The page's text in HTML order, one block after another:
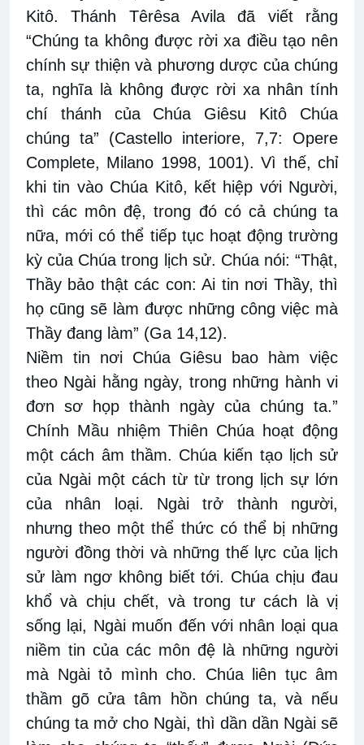
Kitô. Thánh Têrêsa Avila đã viết rằng
“Chúng ta không được rời xa điều tạo nên
chính sự thiện và phương dược của chúng
ta, nghĩa là không được rời xa nhân tính
chí thánh của Chúa Giêsu Kitô Chúa
chúng ta” (Castello interiore, 7,7: Opere
Complete, Milano 1998, 1001). Vì thế, chỉ
khi tin vào Chúa Kitô, kết hiệp với Người,
thì các môn đệ, trong đó có cả chúng ta
nữa, mới có thể tiếp tục hoạt động trường
kỳ của Chúa trong lịch sử. Chúa nói: “Thật,
Thầy bảo thật các con: Ai tin nơi Thầy, thì
họ cũng sẽ làm được những công việc mà
Thầy đang làm” (Ga 14,12).
Niềm tin nơi Chúa Giêsu bao hàm việc
theo Ngài hằng ngày, trong những hành vi
đơn sơ họp thành ngày của chúng ta.”
Chính Mầu nhiệm Thiên Chúa hoạt động
một cách âm thầm. Chúa kiến tạo lịch sử
của Ngài một cách từ từ trong lịch sự lớn
của nhân loại. Ngài trở thành người,
nhưng theo một thể thức có thể bị những
người đồng thời và những thế lực của lịch
sử làm ngơ không biết tới. Chúa chịu đau
khổ và chịu chết, và trong tư cách là vị
sống lại, Ngài muốn đến với nhân loại qua
niềm tin của các môn đệ là những người
mà Ngài tỏ mình cho. Chúa liên tục âm
thầm gõ cửa tâm hồn chúng ta, và nếu
chúng ta mở cho Ngài, thì dần dần Ngài sẽ